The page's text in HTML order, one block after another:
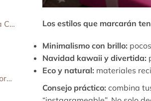
Los estilos que marcarán
Minimalismo con brillo:
Navidad kawaii y divertida:
Eco y natural: materiales
Consejo práctico: combina
Bolsita para Cumpleaños - Patrulla Canina
Cajita popcorn para Cumpleaños - Patrulla canina